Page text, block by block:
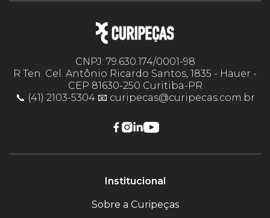
CNPJ: 79.630.174/0001-98
R Ten. Cel. Antônio Ricardo Santos, 1835 - Hauer -
CEP 81630-250 Curitiba-PR
📞 (41) 2103-5304 📧 curipecas@curipecas.com.br
Institucional
Sobre a Curipeças